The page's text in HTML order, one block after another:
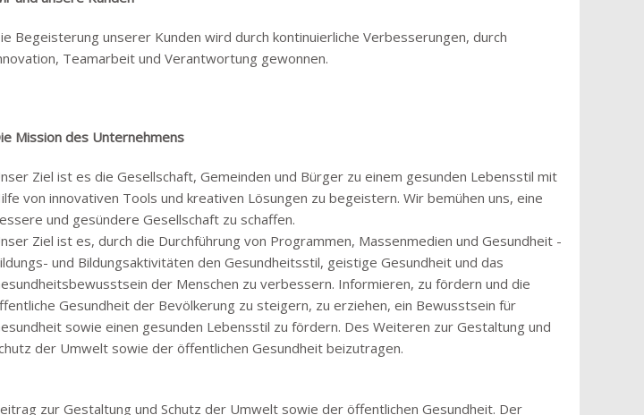
Begeisterung unserer Kunden wird durch kontinuierliche Verbesserungen, durch
Teamarbeit und Verantwortung gewonnen.
Mission des Unternehmens
Ziel ist es die Gesellschaft, Gemeinden und Bürger zu einem gesunden Lebensstil mit
von innovativen Tools und kreativen Lösungen zu begeistern. Wir bemühen uns, eine
und gesündere Gesellschaft zu schaffen.
Ziel ist es, durch die Durchführung von Programmen, Massenmedien und Gesundheit -
und Bildungsaktivitäten den Gesundheitsstil, geistige Gesundheit und das
der Menschen zu verbessern. Informieren, zu fördern und die
Gesundheit der Bevölkerung zu steigern, zu erziehen, ein Bewusstsein für
sowie einen gesunden Lebensstil zu fördern. Des Weiteren zur Gestaltung und
der Umwelt sowie der öffentlichen Gesundheit beizutragen.
zur Gestaltung und Schutz der Umwelt sowie der öffentlichen Gesundheit. Der